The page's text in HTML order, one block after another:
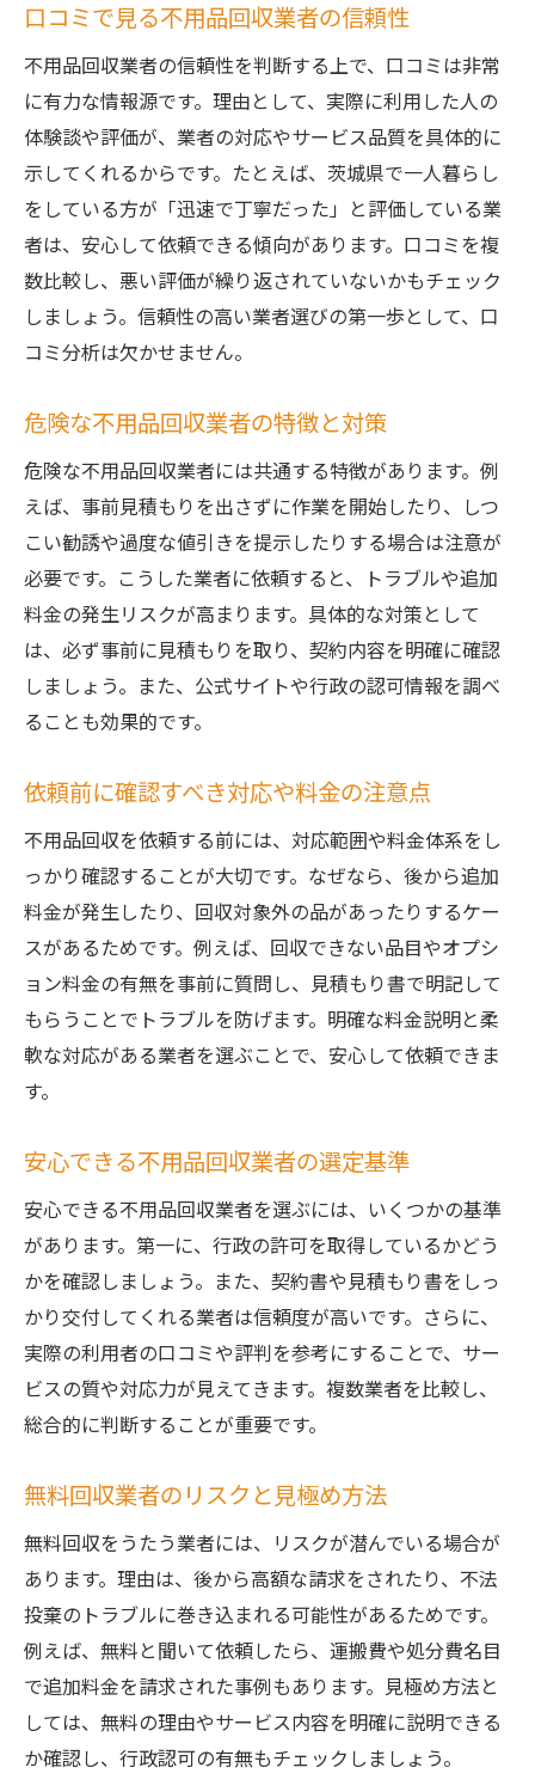
口コミで見る不用品回収業者の信頼性
不用品回収業者の信頼性を判断する上で、口コミは非常
に有力な情報源です。理由として、実際に利用した人の
体験談や評価が、業者の対応やサービス品質を具体的に
示してくれるからです。たとえば、茨城県で一人暮らし
をしている方が「迅速で丁寧だった」と評価している業
者は、安心して依頼できる傾向があります。口コミを複
数比較し、悪い評価が繰り返されていないかもチェック
しましょう。信頼性の高い業者選びの第一歩として、口
コミ分析は欠かせません。
危険な不用品回収業者の特徴と対策
危険な不用品回収業者には共通する特徴があります。例
えば、事前見積もりを出さずに作業を開始したり、しつ
こい勧誘や過度な値引きを提示したりする場合は注意が
必要です。こうした業者に依頼すると、トラブルや追加
料金の発生リスクが高まります。具体的な対策として
は、必ず事前に見積もりを取り、契約内容を明確に確認
しましょう。また、公式サイトや行政の認可情報を調べ
ることも効果的です。
依頼前に確認すべき対応や料金の注意点
不用品回収を依頼する前には、対応範囲や料金体系をし
っかり確認することが大切です。なぜなら、後から追加
料金が発生したり、回収対象外の品があったりするケー
スがあるためです。例えば、回収できない品目やオプシ
ョン料金の有無を事前に質問し、見積もり書で明記して
もらうことでトラブルを防げます。明確な料金説明と柔
軟な対応がある業者を選ぶことで、安心して依頼できま
す。
安心できる不用品回収業者の選定基準
安心できる不用品回収業者を選ぶには、いくつかの基準
があります。第一に、行政の許可を取得しているかどう
かを確認しましょう。また、契約書や見積もり書をしっ
かり交付してくれる業者は信頼度が高いです。さらに、
実際の利用者の口コミや評判を参考にすることで、サー
ビスの質や対応力が見えてきます。複数業者を比較し、
総合的に判断することが重要です。
無料回収業者のリスクと見極め方法
無料回収をうたう業者には、リスクが潜んでいる場合が
あります。理由は、後から高額な請求をされたり、不法
投棄のトラブルに巻き込まれる可能性があるためです。
例えば、無料と聞いて依頼したら、運搬費や処分費名目
で追加料金を請求された事例もあります。見極め方法と
しては、無料の理由やサービス内容を明確に説明できる
か確認し、行政認可の有無もチェックしましょう。